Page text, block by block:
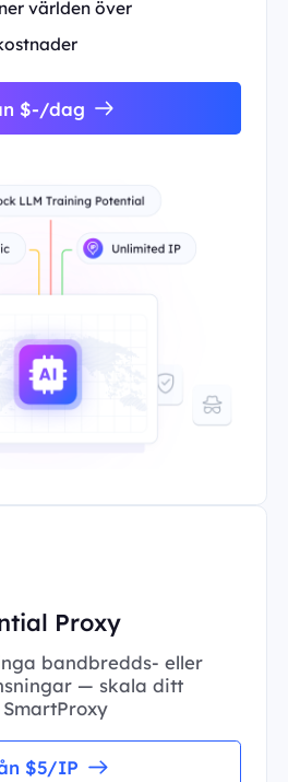
världen över
$-/dag
Proxy
bandbredds- eller
— skala ditt
$5/IP